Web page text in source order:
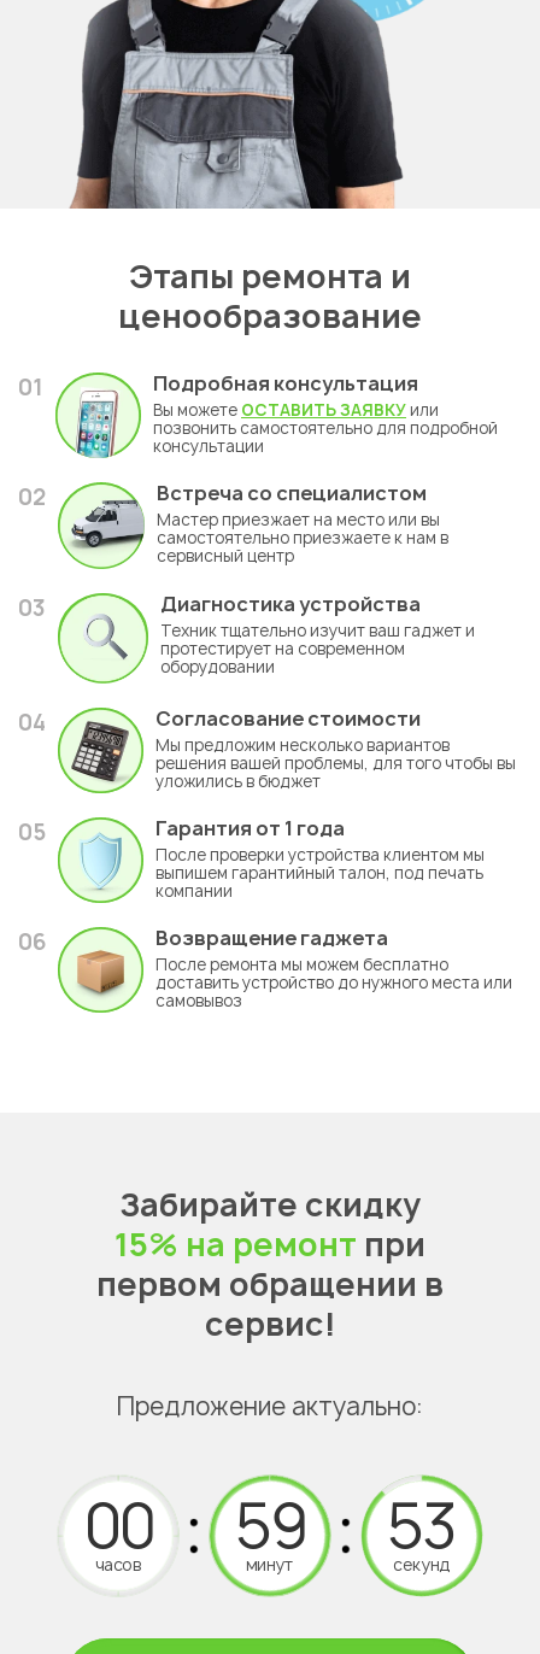
Этапы ремонта и
ценообразование
01 Подробная консультация
Вы можете ОСТАВИТЬ ЗАЯВКУ или
позвонить самостоятельно для подробной
консультации
02 Встреча со специалистом
Мастер приезжает на место или вы
самостоятельно приезжаете к нам в
сервисный центр
03 Диагностика устройства
Техник тщательно изучит ваш гаджет и
протестирует на современном
оборудовании
04 Согласование стоимости
Мы предложим несколько вариантов
решения вашей проблемы, для того чтобы вы
уложились в бюджет
05 Гарантия от 1 года
После проверки устройства клиентом мы
выпишем гарантийный талон, под печать
компании
06 Возвращение гаджета
После ремонта мы можем бесплатно
доставить устройство до нужного места или
самовывоз
Забирайте скидку
15% на ремонт при
первом обращении в
сервис!
Предложение актуально:
часов минут секунд